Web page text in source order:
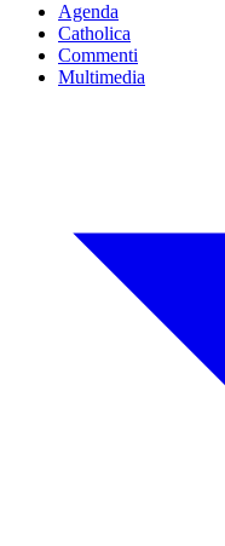
Agenda
Catholica
Commenti
Multimedia